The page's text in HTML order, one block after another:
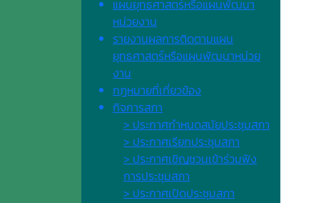
แผนยุทธศาสตร์หรือแผนพัฒนา
หน่วยงาน
รายงานผลการติดตามแผน
ยุทธศาสตร์หรือแผนพัฒนาหน่วย
งาน
กฎหมายที่เกี่ยวข้อง
กิจการสภา
> ประกาศกำหนดสมัยประชุมสภา
> ประกาศเรียกประชุมสภา
> ประกาศเชิญชวนเข้าร่วมฟัง
การประชุมสภา
> ประกาศเปิดประชุมสภา